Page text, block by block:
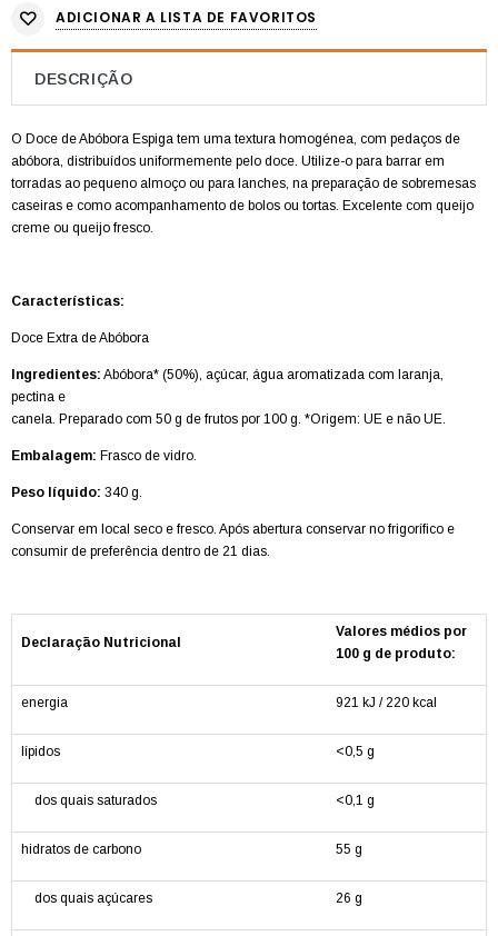
ADICIONAR A LISTA DE FAVORITOS
DESCRIÇÃO
O Doce de Abóbora Espiga tem uma textura homogénea, com pedaços de
abóbora, distribuídos uniformemente pelo doce. Utilize-o para barrar em
torradas ao pequeno almoço ou para lanches, na preparação de sobremesas
caseiras e como acompanhamento de bolos ou tortas. Excelente com queijo
creme ou queijo fresco.
Características:
Doce Extra de Abóbora
Ingredientes: Abóbora* (50%), açúcar, água aromatizada com laranja,
pectina e
canela. Preparado com 50 g de frutos por 100 g. *Origem: UE e não UE.
Embalagem: Frasco de vidro.
Peso líquido: 340 g.
Conservar em local seco e fresco. Após abertura conservar no frigorífico e
consumir de preferência dentro de 21 dias.
Declaração Nutricional
Valores médios por
100 g de produto:
energia 921 kJ / 220 kcal
lípidos <0,5 g
dos quais saturados <0,1 g
hidratos de carbono 55 g
dos quais açúcares 26 g